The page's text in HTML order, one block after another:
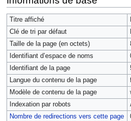
à
la
navigation
à
la
recherche
Titre affiché
Clé de tri par défaut
Taille de la page (en octets)
Identifiant dʼespace de noms
Identifiant de la page
Langue du contenu de la page
Modèle de contenu de la page
Indexation par robots
Nombre de redirections vers cette page